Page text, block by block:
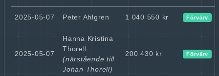
2025-05-07 Peter Ahlgren 1 040 550 kr Förvärv
2025-05-07
Hanna Kristina
Thorell
(närstående till
Johan Thorell)
200 430 kr Förvärv